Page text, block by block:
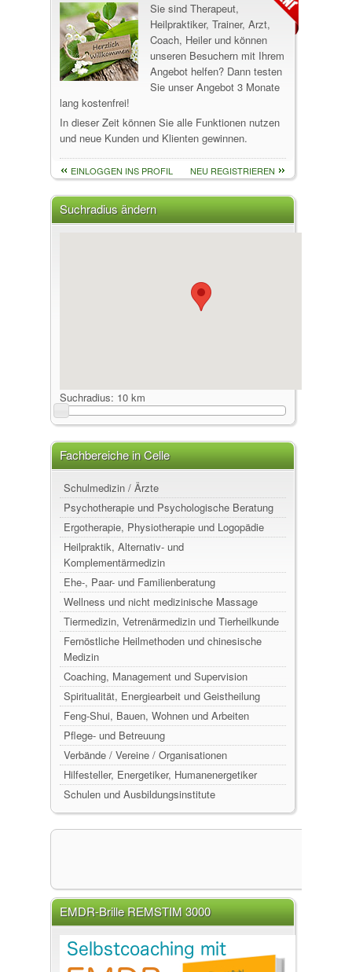
Sie sind Therapeut,
Heilpraktiker, Trainer, Arzt,
Coach, Heiler und können
unseren Besuchern mit Ihrem
Angebot helfen? Dann testen
Sie unser Angebot 3 Monate
lang kostenfrei!
In dieser Zeit können Sie alle Funktionen nutzen
und neue Kunden und Klienten gewinnen.
EINLOGGEN INS PROFIL NEU REGISTRIEREN
Suchradius ändern
Suchradius: 10 km
Fachbereiche in Celle
Schulmedizin / Ärzte
Psychotherapie und Psychologische Beratung
Ergotherapie, Physiotherapie und Logopädie
Heilpraktik, Alternativ- und
Komplementärmedizin
Ehe-, Paar- und Familienberatung
Wellness und nicht medizinische Massage
Tiermedizin, Vetrenärmedizin und Tierheilkunde
Fernöstliche Heilmethoden und chinesische
Medizin
Coaching, Management und Supervision
Spiritualität, Energiearbeit und Geistheilung
Feng-Shui, Bauen, Wohnen und Arbeiten
Pflege- und Betreuung
Verbände / Vereine / Organisationen
Hilfesteller, Energetiker, Humanenergetiker
Schulen und Ausbildungsinstitute
EMDR-Brille REMSTIM 3000